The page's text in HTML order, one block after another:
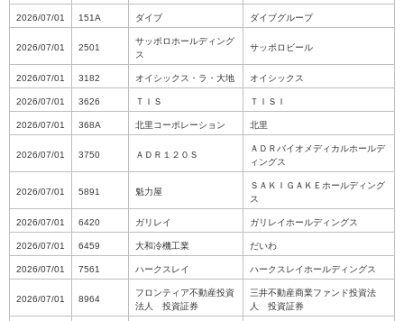
2026/07/01 151A ダイブ ダイブグループ
2026/07/01 2501
サッポロホールディング
ス
サッポロビール
2026/07/01 3182 オイシックス・ラ・大地 オイシックス
2026/07/01 3626 ＴＩＳ ＴＩＳＩ
2026/07/01 368A 北里コーポレーション 北里
2026/07/01 3750 ＡＤＲ１２０Ｓ
ＡＤＲバイオメディカルホールデ
ィングス
2026/07/01 5891 魁力屋
ＳＡＫＩＧＡＫＥホールディング
ス
2026/07/01 6420 ガリレイ ガリレイホールディングス
2026/07/01 6459 大和冷機工業 だいわ
2026/07/01 7561 ハークスレイ ハークスレイホールディングス
2026/07/01 8964
フロンティア不動産投資
法人 投資証券
三井不動産商業ファンド投資法
人 投資証券